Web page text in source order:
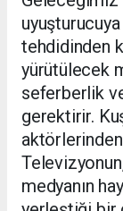
uyuşturucuya
tehdidinden
yürütülecek
seferberlik
gerektirir.
medyanın